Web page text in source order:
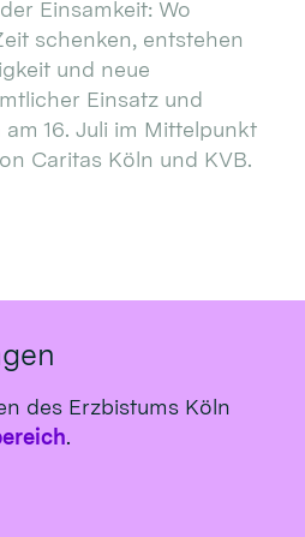
Einsamkeit: Wo
schenken, entstehen
und neue
Einsatz und
16. Juli im Mittelpunkt
Caritas Köln und KVB.
des Erzbistums Köln
.